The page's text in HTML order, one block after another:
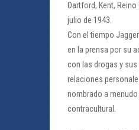
Dartford, Kent, Reino
julio de 1943.
Con el tiempo
en la prensa por su
con las drogas y
relaciones
nombrado a
contracultural.